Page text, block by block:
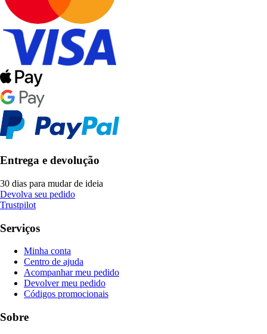
Entrega e devolução
30 dias para mudar de ideia
Devolva seu pedido
Trustpilot
Serviços
Minha conta
Centro de ajuda
Acompanhar meu pedido
Devolver meu pedido
Códigos promocionais
Sobre